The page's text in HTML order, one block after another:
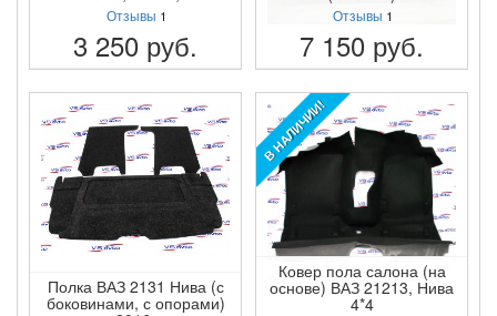
Отзывы 1
3 250 руб.
ПОДРОБНЕЕ
Отзывы 1
7 150 руб.
ПОДРОБНЕЕ
Полка ВАЗ 2131 Нива (с
боковинами, с опорами)
В НАЛИЧИИ!
Ковер пола салона (на
основе) ВАЗ 21213, Нива
4*4